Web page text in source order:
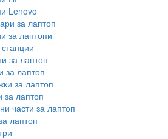
Lenovo
за лаптоп
за лаптопи
за лаптоп
за лаптоп
за лаптоп
за лаптоп
части за лаптоп
лаптоп